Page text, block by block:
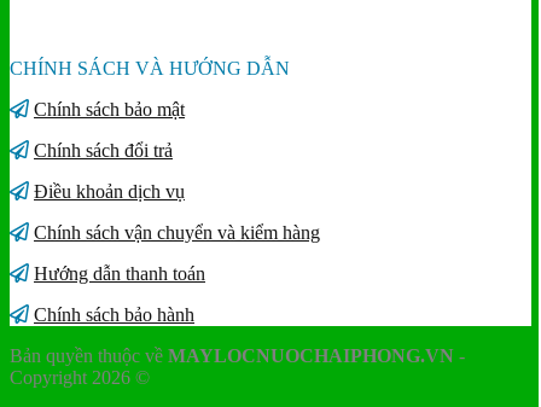
CHÍNH SÁCH VÀ HƯỚNG DẪN
Chính sách bảo mật
Chính sách đổi trả
Điều khoản dịch vụ
Chính sách vận chuyển và kiểm hàng
Hướng dẫn thanh toán
Chính sách bảo hành
Bản quyền thuộc về MAYLOCNUOCHAIPHONG.VN -
Copyright 2026 ©